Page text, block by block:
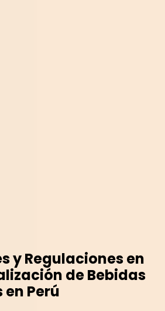
y Regulaciones en
de Bebidas
Perú